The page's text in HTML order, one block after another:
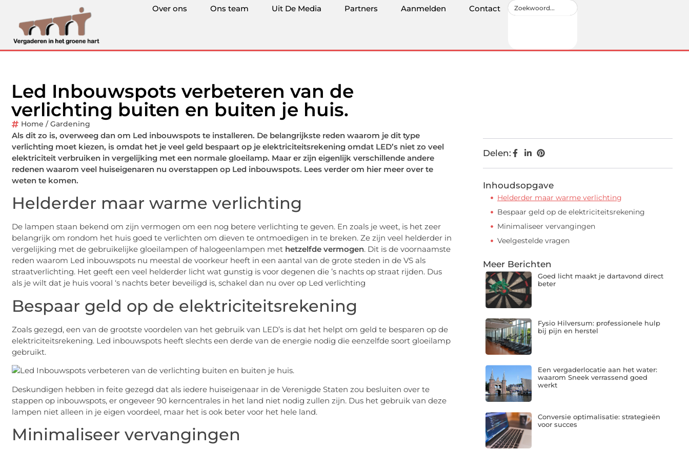
Over ons Ons team Uit De Media Partners Aanmelden Contact
Led Inbouwspots verbeteren van de
verlichting buiten en buiten je huis.
Home / Gardening
Als dit zo is, overweeg dan om Led inbouwspots te installeren. De belangrijkste reden waarom je dit type
verlichting moet kiezen, is omdat het je veel geld bespaart op je elektriciteitsrekening omdat LED’s niet zo veel
elektriciteit verbruiken in vergelijking met een normale gloeilamp. Maar er zijn eigenlijk verschillende andere
redenen waarom veel huiseigenaren nu overstappen op Led inbouwspots. Lees verder om hier meer over te
weten te komen.
Helderder maar warme verlichting
De lampen staan bekend om zijn vermogen om een nog betere verlichting te geven. En zoals je weet, is het zeer
belangrijk om rondom het huis goed te verlichten om dieven te ontmoedigen in te breken. Ze zijn veel helderder in
vergelijking met de gebruikelijke gloeilampen of halogeenlampen met hetzelfde vermogen. Dit is de voornaamste
reden waarom Led inbouwspots nu meestal de voorkeur heeft in een aantal van de grote steden in de VS als
straatverlichting. Het geeft een veel helderder licht wat gunstig is voor degenen die ’s nachts op straat rijden. Dus
als je wilt dat je huis vooral ‘s nachts beter beveiligd is, schakel dan nu over op Led verlichting
Bespaar geld op de elektriciteitsrekening
Zoals gezegd, een van de grootste voordelen van het gebruik van LED’s is dat het helpt om geld te besparen op de
elektriciteitsrekening. Led inbouwspots heeft slechts een derde van de energie nodig die eenzelfde soort gloeilamp
gebruikt.
Deskundigen hebben in feite gezegd dat als iedere huiseigenaar in de Verenigde Staten zou besluiten over te
stappen op inbouwspots, er ongeveer 90 kerncentrales in het land niet nodig zullen zijn. Dus het gebruik van deze
lampen niet alleen in je eigen voordeel, maar het is ook beter voor het hele land.
Minimaliseer vervangingen
Delen:
Inhoudsopgave
Helderder maar warme verlichting
Bespaar geld op de elektriciteitsrekening
Minimaliseer vervangingen
Veelgestelde vragen
Meer Berichten
Goed licht maakt je dartavond direct
beter
Fysio Hilversum: professionele hulp
bij pijn en herstel
Een vergaderlocatie aan het water:
waarom Sneek verrassend goed
werkt
Conversie optimalisatie: strategieën
voor succes